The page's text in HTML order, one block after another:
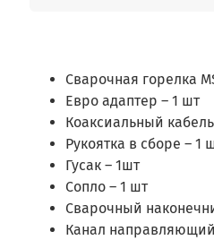
Сварочная горелка
Евро адаптер – 1 шт
Коаксиальный
Рукоятка в сборе – 1
Гусак – 1шт
Сопло – 1 шт
Сварочный
Канал